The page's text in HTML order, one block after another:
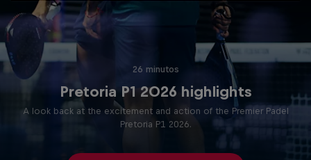
26 minutos
Pretoria P1 2026 highlights
A look back at the excitement and action of the Premier Padel
Pretoria P1 2026.